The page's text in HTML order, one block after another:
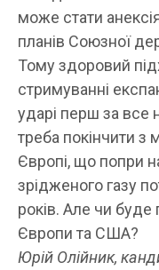
може стати
планів Союзної
Тому здоровий
стримуванні
ударі перш за все
треба покінчити з
Європі, що попри
зрідженого газу
років. Але чи буде
Європи та США?
Юрій Олійник,